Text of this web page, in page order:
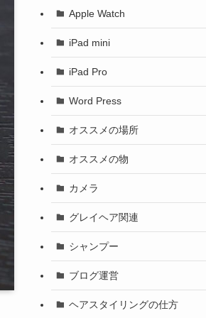
Apple Watch
iPad mini
iPad Pro
Word Press
オススメの場所
オススメの物
カメラ
グレイヘア関連
シャンプー
ブログ運営
ヘアスタイリングの仕方